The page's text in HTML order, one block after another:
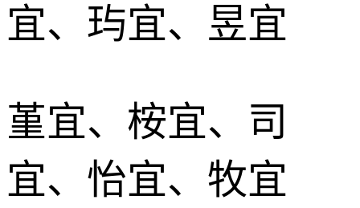
宜、玙宜、昱宜
堇宜、桉宜、司
宜、怡宜、牧宜